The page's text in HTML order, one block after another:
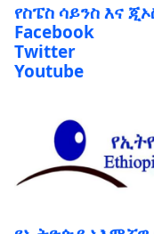
የስፔስ ሳይንስ እና
Facebook
Twitter
Youtube